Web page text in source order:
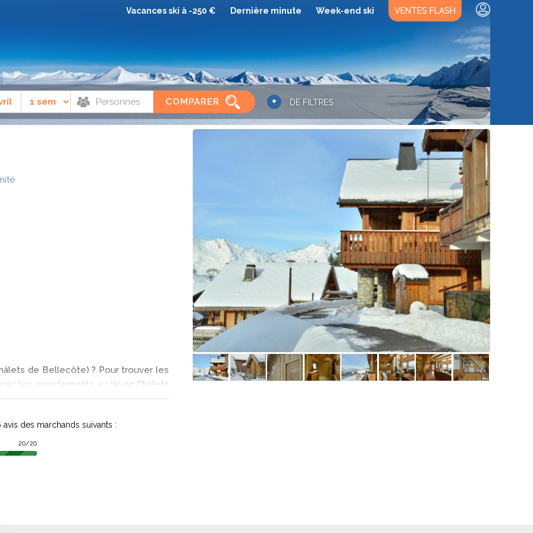
Vacances ski à -250 € Dernière minute Week-end ski VENTES FLASH
COMPARER + DE FILTRES
Peisey vallandry Châlets de Bellecôte
de Bellecôte) ? Pour trouver les
les appartements au ski en Châlets
à la neige disponibles chez les
plans pour partir à Peisey vallandry
votre semaine aux sports d'hiver à 1
domaine skiable de Paradiski, en
à 200 mètres. Vous profiterez de 11
avis des marchands suivants :
20/20